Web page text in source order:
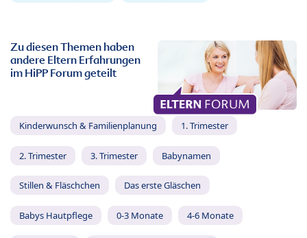
Zu diesen Themen haben
andere Eltern Erfahrungen
im HiPP Forum geteilt
Kinderwunsch & Familienplanung 1. Trimester
2. Trimester 3. Trimester Babynamen
Stillen & Fläschchen Das erste Gläschen
Babys Hautpflege 0-3 Monate 4-6 Monate